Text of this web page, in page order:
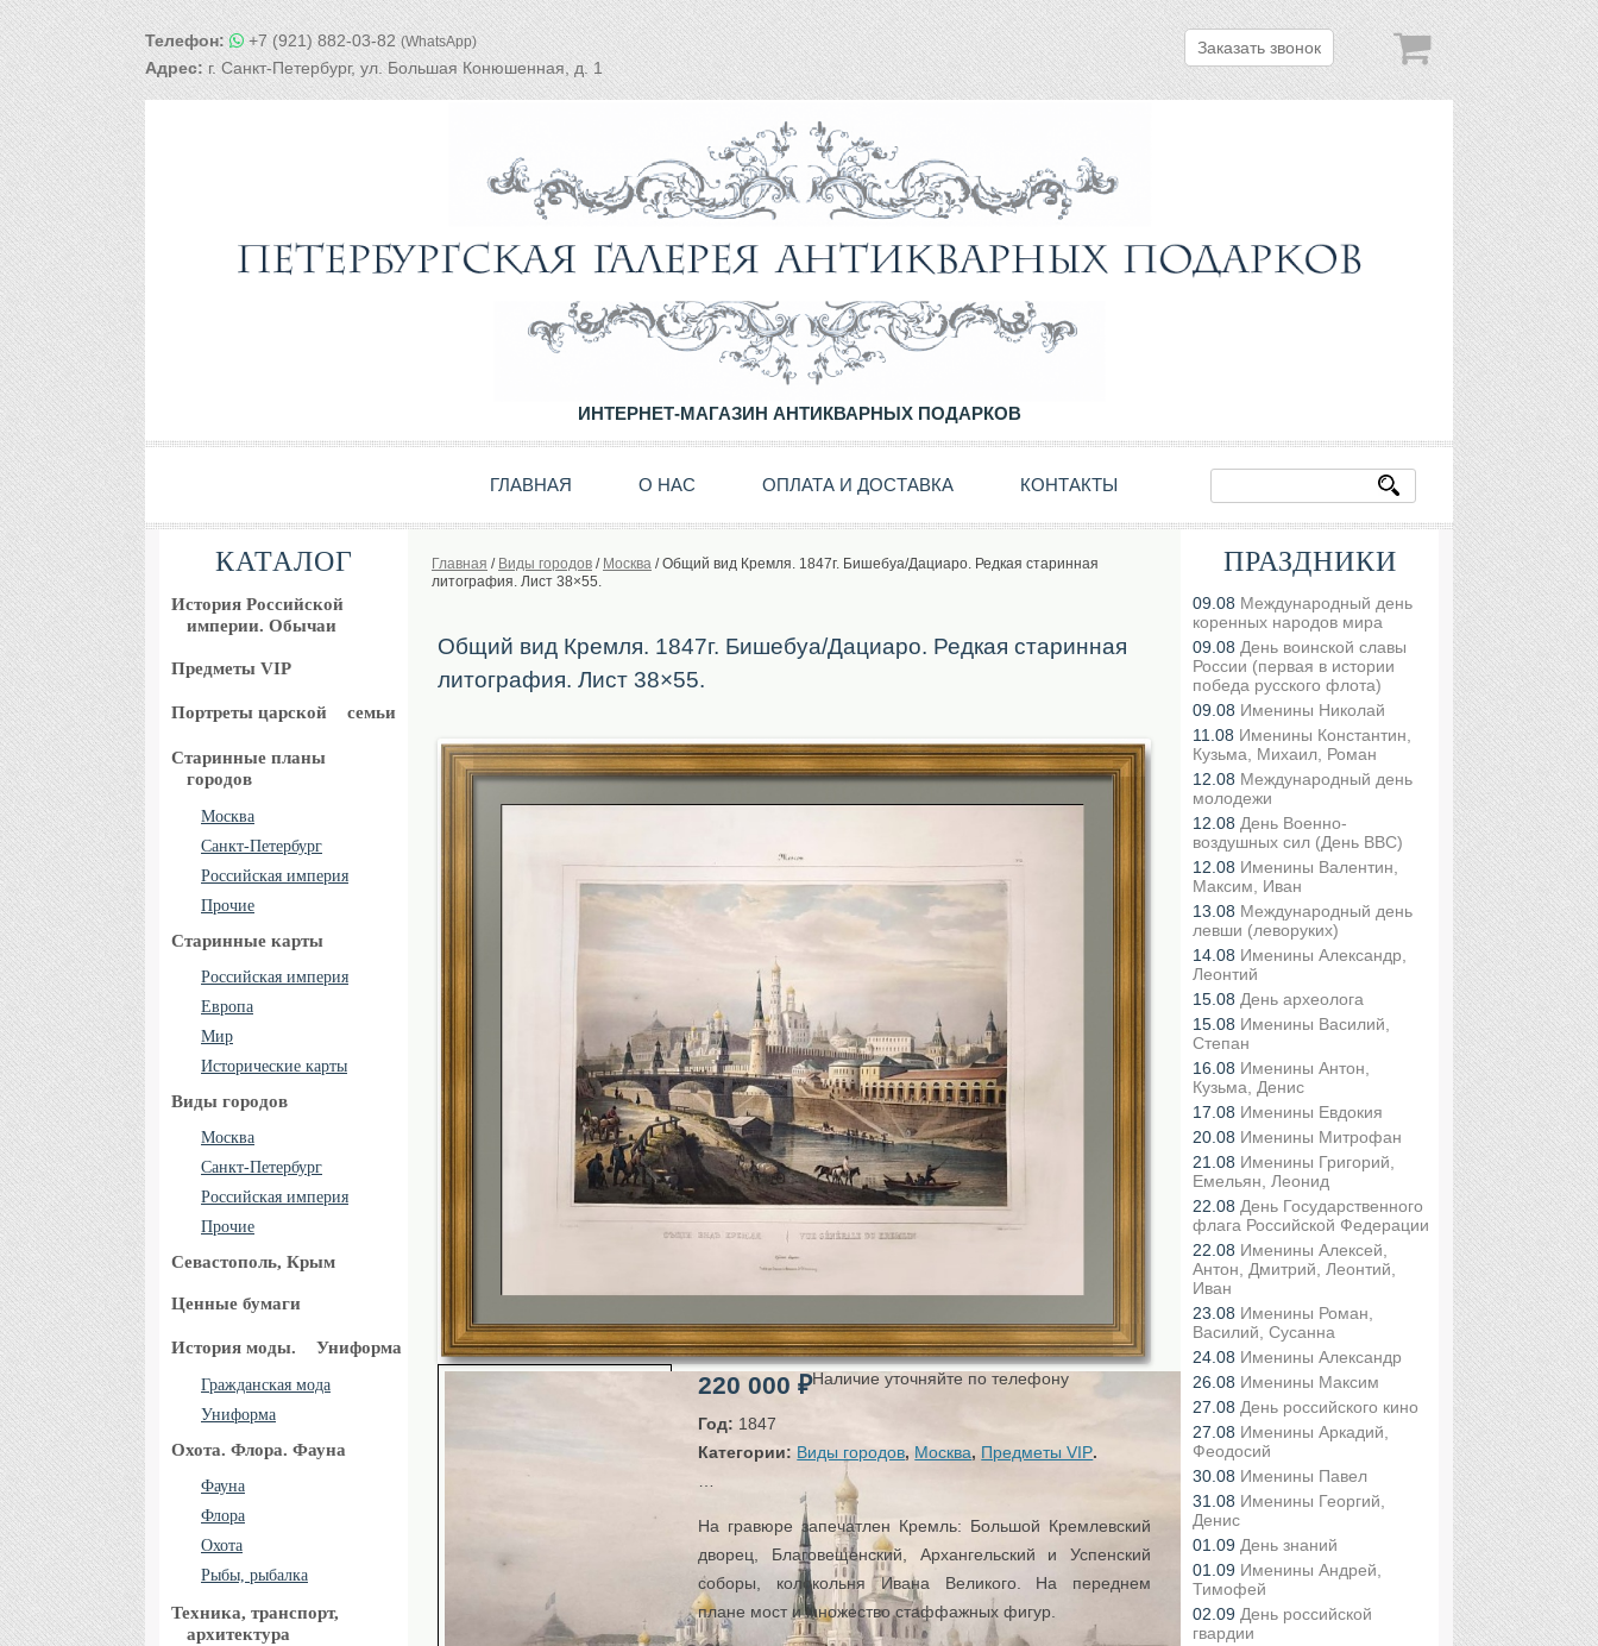
Телефон: +7 (921) 882-03-82(WhatsApp)
Адрес:г. Санкт-Петербург, ул. Большая Конюшенная, д. 1
Заказать звонок
ИНТЕРНЕТ-МАГАЗИН АНТИКВАРНЫХ ПОДАРКОВ
ГЛАВНАЯ О НАС ОПЛАТА И ДОСТАВКА КОНТАКТЫ
КАТАЛОГ
История Российской
империи. Обычаи
Предметы VIP
Портреты царской семьи
Старинные планы
городов
Москва
Санкт-Петербург
Российская империя
Прочие
Старинные карты
Российская империя
Европа
Мир
Исторические карты
Виды городов
Москва
Санкт-Петербург
Российская империя
Прочие
Севастополь, Крым
Ценные бумаги
История моды. Униформа
Гражданская мода
Униформа
Охота. Флора. Фауна
Фауна
Флора
Охота
Рыбы, рыбалка
Техника, транспорт,
архитектура
Главная / Виды городов / Москва /Общий вид Кремля. 1847г. Бишебуа/Дациаро. Редкая старинная
литография. Лист 38×55.
Общий вид Кремля. 1847г. Бишебуа/Дациаро. Редкая старинная
литография. Лист 38×55.
220 000₽Наличие уточняйте по телефону
Год: 1847
Категории: Виды городов, Москва, Предметы VIP.
На гравюре запечатлен Кремль: Большой Кремлевский
дворец, Благовещенский, Архангельский и Успенский
соборы, колокольня Ивана Великого. На переднем
плане мост и множество стаффажных фигур.
ПРАЗДНИКИ
09.08 Международный день
коренных народов мира
09.08 День воинской славы
России (первая в истории
победа русского флота)
09.08 Именины Николай
11.08 Именины Константин,
Кузьма, Михаил, Роман
12.08 Международный день
молодежи
12.08 День Военно-
воздушных сил (День ВВС)
12.08 Именины Валентин,
Максим, Иван
13.08 Международный день
левши (леворуких)
14.08 Именины Александр,
Леонтий
15.08 День археолога
15.08 Именины Василий,
Степан
16.08 Именины Антон,
Кузьма, Денис
17.08 Именины Евдокия
20.08 Именины Митрофан
21.08 Именины Григорий,
Емельян, Леонид
22.08 День Государственного
флага Российской Федерации
22.08 Именины Алексей,
Антон, Дмитрий, Леонтий,
Иван
23.08 Именины Роман,
Василий, Сусанна
24.08 Именины Александр
26.08 Именины Максим
27.08 День российского кино
27.08 Именины Аркадий,
Феодосий
30.08 Именины Павел
31.08 Именины Георгий,
Денис
01.09 День знаний
01.09 Именины Андрей,
Тимофей
02.09 День российской
гвардии